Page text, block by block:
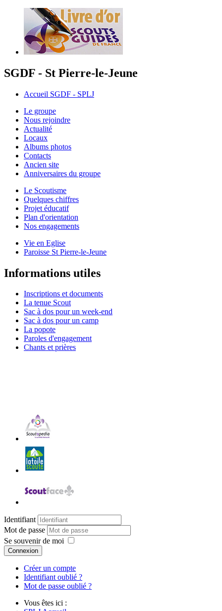
SGDF - St Pierre-le-Jeune
Accueil SGDF - SPLJ
Le groupe
Nous rejoindre
Actualité
Locaux
Albums photos
Contacts
Ancien site
Anniversaires du groupe
Le Scoutisme
Quelques chiffres
Projet éducatif
Plan d'orientation
Nos engagements
Vie en Eglise
Paroisse St Pierre-le-Jeune
Informations utiles
Inscriptions et documents
La tenue Scout
Sac à dos pour un week-end
Sac à dos pour un camp
La popote
Paroles d'engagement
Chants et prières
Identifiant
Mot de passe
Se souvenir de moi
Connexion
Créer un compte
Identifiant oublié ?
Mot de passe oublié ?
Vous êtes ici :